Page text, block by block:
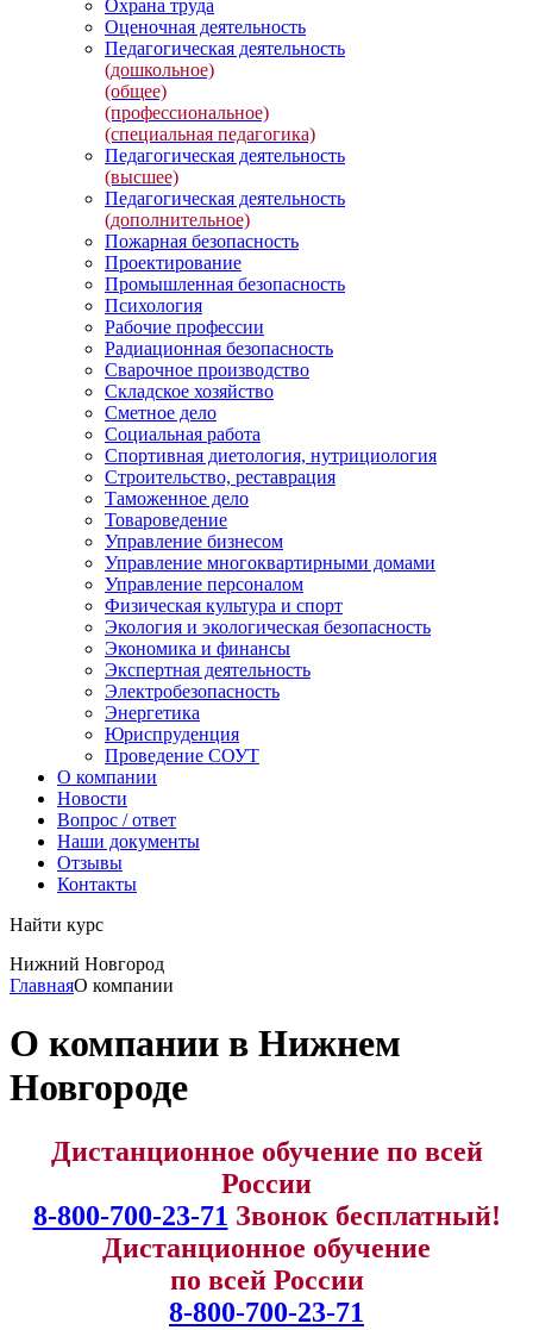
Охрана труда
Оценочная деятельность
Педагогическая деятельность
(дошкольное)
(общее)
(профессиональное)
(специальная педагогика)
Педагогическая деятельность
(высшее)
Педагогическая деятельность
(дополнительное)
Пожарная безопасность
Проектирование
Промышленная безопасность
Психология
Рабочие профессии
Радиационная безопасность
Сварочное производство
Складское хозяйство
Сметное дело
Социальная работа
Спортивная диетология, нутрициология
Строительство, реставрация
Таможенное дело
Товароведение
Управление бизнесом
Управление многоквартирными домами
Управление персоналом
Физическая культура и спорт
Экология и экологическая безопасность
Экономика и финансы
Экспертная деятельность
Электробезопасность
Энергетика
Юриспруденция
Проведение СОУТ
О компании
Новости
Вопрос / ответ
Наши документы
Отзывы
Контакты
Найти курс
Нижний Новгород
ГлавнаяО компании
О компании в Нижнем
Новгороде
Дистанционное обучение по всей
России
8-800-700-23-71 Звонок бесплатный!
Дистанционное обучение
по всей России
8-800-700-23-71